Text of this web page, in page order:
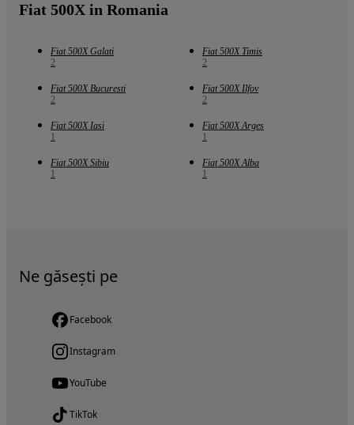
Fiat 500X in Romania
Fiat 500X Galati
2
Fiat 500X Timis
2
Fiat 500X Bucuresti
2
Fiat 500X Ilfov
2
Fiat 500X Iasi
1
Fiat 500X Arges
1
Fiat 500X Sibiu
1
Fiat 500X Alba
1
Ne găsești pe
Facebook
Instagram
YouTube
TikTok